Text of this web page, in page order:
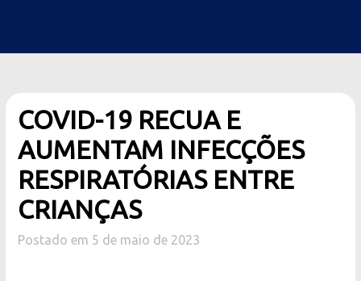
COVID-19 RECUA E
AUMENTAM INFECÇÕES
RESPIRATÓRIAS ENTRE
CRIANÇAS
Postado em 5 de maio de 2023